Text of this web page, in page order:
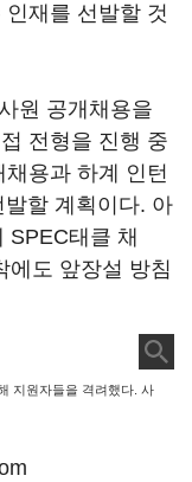
재를 선발할 것
원 공개채용을
전형을 진행 중
용과 하계 인턴
할 계획이다. 아
SPEC태클 채
에도 앞장설 방침
지원자들을 격려했다. 사